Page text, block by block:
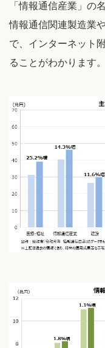
「情報通信産業」の
情報通信関連製造業
で、インターネット
ることがわかります。